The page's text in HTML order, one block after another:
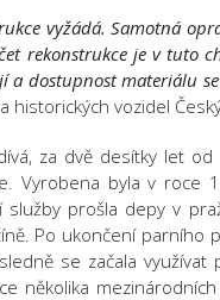
vyžádá. Samotná
rekonstrukce je v tuto
a dostupnost materiálu
vozidel
za dvě desítky let
Vyrobena byla v roce
prošla depy v
Po ukončení parního
se začala využívat
několika